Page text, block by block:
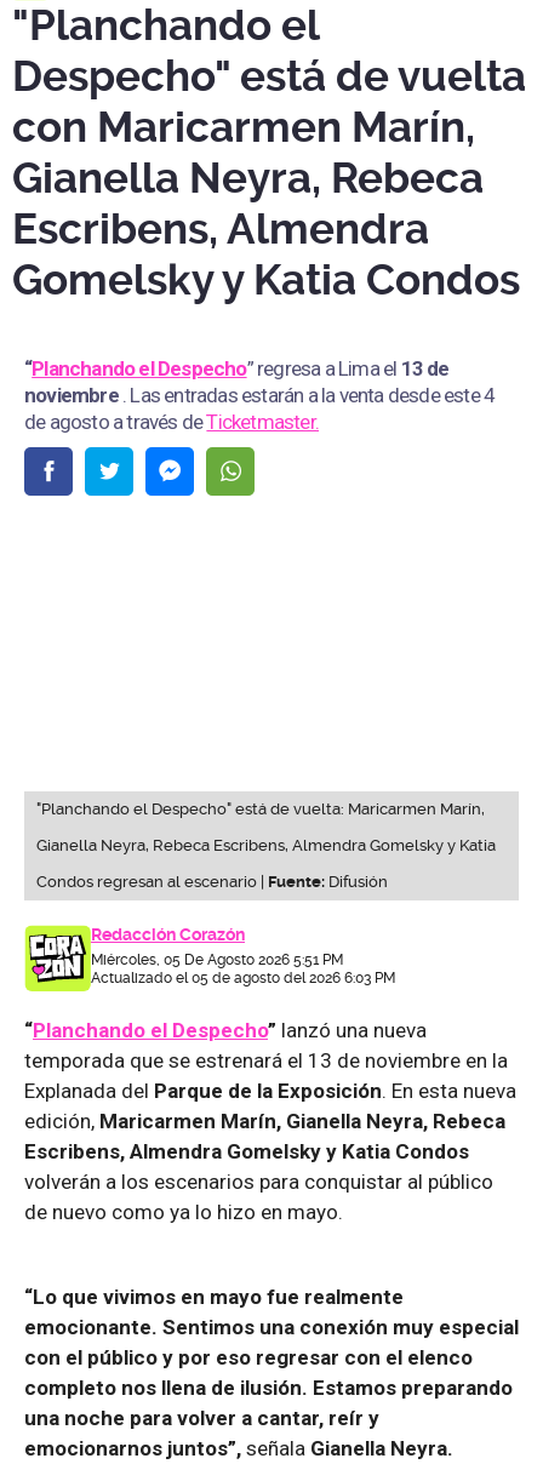
"Planchando el
Despecho" está de vuelta
con Maricarmen Marín,
Gianella Neyra, Rebeca
Escribens, Almendra
Gomelsky y Katia Condos
“Planchando el Despecho” regresa a Lima el 13 de
noviembre . Las entradas estarán a la venta desde este 4
de agosto a través deTicketmaster.
"Planchando el Despecho" está de vuelta: Maricarmen Marín,
Gianella Neyra, Rebeca Escribens, Almendra Gomelsky y Katia
Condos regresan al escenario | Fuente: Difusión
Redacción Corazón
Miércoles, 05 De Agosto 2026 5:51 PM
Actualizado el 05 de agosto del 2026 6:03 PM
“Planchando el Despecho” lanzó una nueva
temporada que se estrenará el 13 de noviembre en la
Explanada del Parque de la Exposición. En esta nueva
edición, Maricarmen Marín, Gianella Neyra, Rebeca
Escribens, Almendra Gomelsky y Katia Condos
volverán a los escenarios para conquistar al público
de nuevo como ya lo hizo en mayo.
“Lo que vivimos en mayo fue realmente
emocionante. Sentimos una conexión muy especial
con el público y por eso regresar con el elenco
completo nos llena de ilusión. Estamos preparando
una noche para volver a cantar, reír y
emocionarnos juntos”, señala Gianella Neyra.